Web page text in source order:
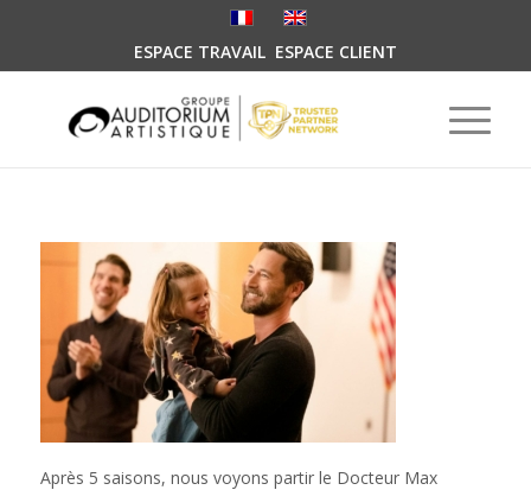
ESPACE TRAVAIL ESPACE CLIENT
Après 5 saisons, nous voyons partir le Docteur Max